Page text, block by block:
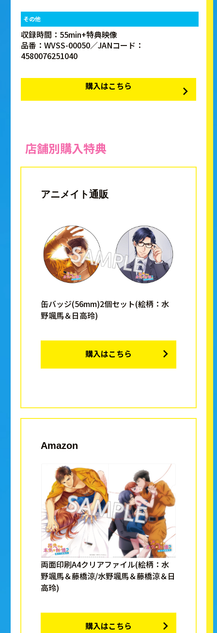
その他
収録時間：55min+特典映像
品番：WVSS-00050／JANコード：
4580076251040
購入はこちら
店舗別購入特典
アニメイト通販
缶バッジ(56mm)2個セット(絵柄：水
野颯馬＆日高玲)
購入はこちら
Amazon
両面印刷A4クリアファイル(絵柄：水
野颯馬＆藤橋涼/水野颯馬＆藤橋涼＆日
高玲)
購入はこちら